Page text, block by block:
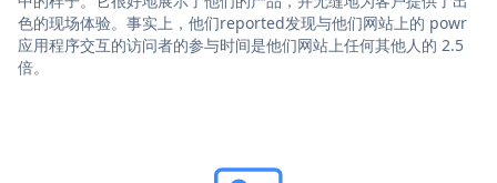
色的现场体验。事实上，他们reported发现与他们网站上的 powr
应用程序交互的访问者的参与时间是他们网站上任何其他人的 2.5
倍。